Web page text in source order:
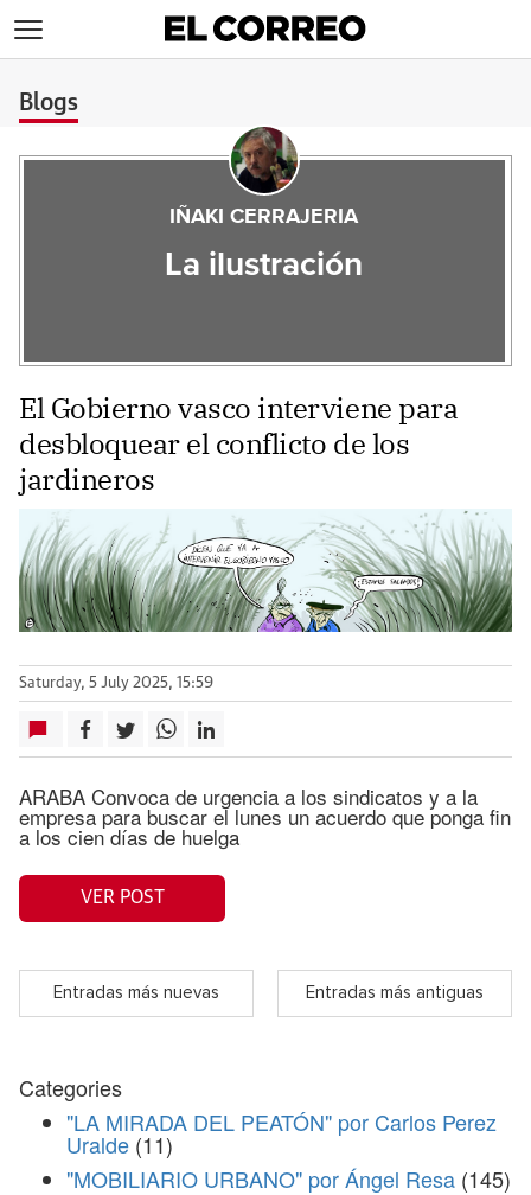
Blogs
IÑAKI CERRAJERIA
La ilustración
El Gobierno vasco interviene para
desbloquear el conflicto de los
jardineros
Saturday, 5 July 2025, 15:59
ARABA Convoca de urgencia a los sindicatos y a la
empresa para buscar el lunes un acuerdo que ponga fin
a los cien días de huelga
VER POST
Entradas más nuevas Entradas más antiguas
Categories
"LA MIRADA DEL PEATÓN" por Carlos Perez
Uralde (11)
"MOBILIARIO URBANO" por Ángel Resa (145)